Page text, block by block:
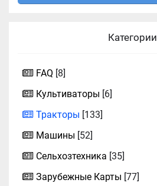
Категории
FAQ [8]
Культиваторы [6]
Тракторы [133]
Машины [52]
Сельхозтехника [35]
Зарубежные Карты [77]